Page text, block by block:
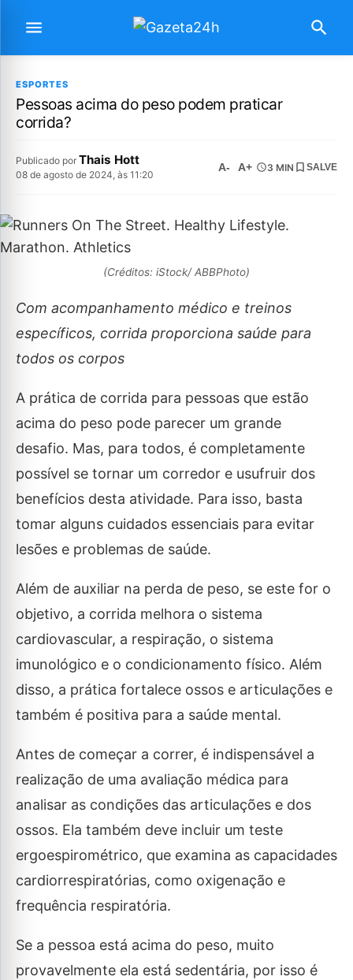
ESPORTES
Pessoas acima do peso podem praticar
corrida?
Publicado por Thais Hott
08 de agosto de 2024, às 11:20
A- A+ 3 MIN SALVE
(Créditos: iStock/ ABBPhoto)
Com acompanhamento médico e treinos
específicos, corrida proporciona saúde para
todos os corpos
A prática de corrida para pessoas que estão
acima do peso pode parecer um grande
desafio. Mas, para todos, é completamente
possível se tornar um corredor e usufruir dos
benefícios desta atividade. Para isso, basta
tomar alguns cuidados essenciais para evitar
lesões e problemas de saúde.
Além de auxiliar na perda de peso, se este for o
objetivo, a corrida melhora o sistema
cardiovascular, a respiração, o sistema
imunológico e o condicionamento físico. Além
disso, a prática fortalece ossos e articulações e
também é positiva para a saúde mental.
Antes de começar a correr, é indispensável a
realização de uma avaliação médica para
analisar as condições das articulações e dos
ossos. Ela também deve incluir um teste
ergoespirométrico, que examina as capacidades
cardiorrespiratórias, como oxigenação e
frequência respiratória.
Se a pessoa está acima do peso, muito
provavelmente ela está sedentária, por isso é